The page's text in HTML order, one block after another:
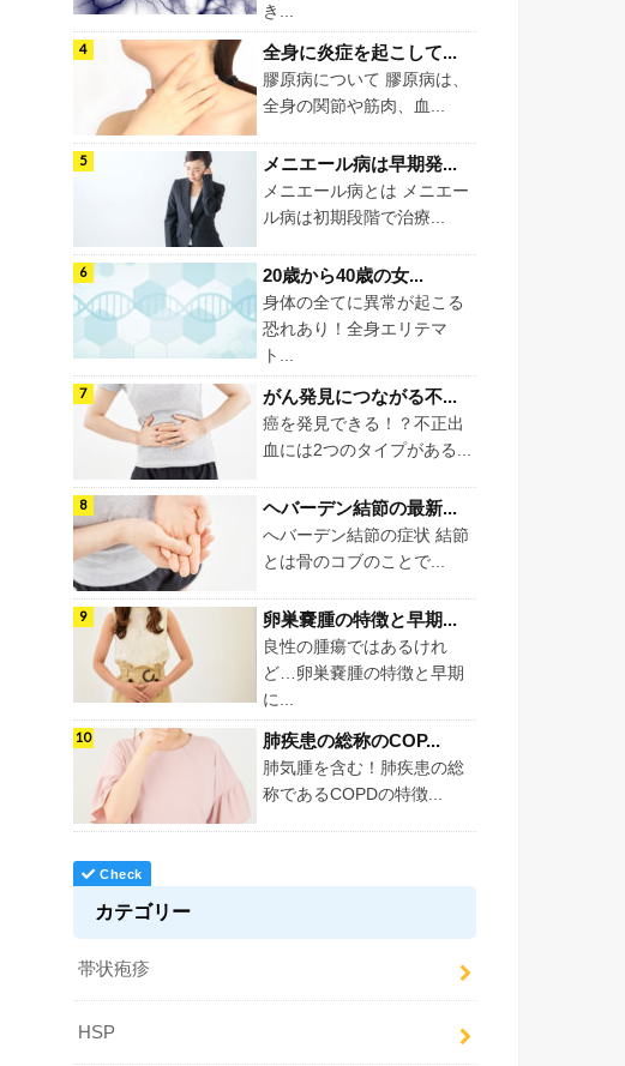
き...
全身に炎症を起こして...
膠原病について 膠原病は、
全身の関節や筋肉、血...
メニエール病は早期発...
メニエール病とは メニエー
ル病は初期段階で治療...
20歳から40歳の女...
身体の全てに異常が起こる
恐れあり！全身エリテマ
ト...
がん発見につながる不...
癌を発見できる！？不正出
血には2つのタイプがある...
ヘバーデン結節の最新...
へバーデン結節の症状 結節
とは骨のコブのことで...
卵巣嚢腫の特徴と早期...
良性の腫瘍ではあるけれ
ど…卵巣嚢腫の特徴と早期
に...
肺疾患の総称のCOP...
肺気腫を含む！肺疾患の総
称であるCOPDの特徴...
カテゴリー
帯状疱疹
HSP